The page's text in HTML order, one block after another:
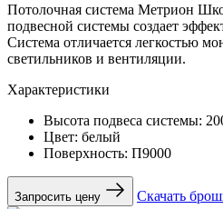
Потолочная система Метрион
подвесной системы создает
Система отличается легкостью
светильников и вентиляции.
Характеристики
Высота подвеса системы:
Цвет: белый
Поверхность: П9000
Запросить цену Скачать